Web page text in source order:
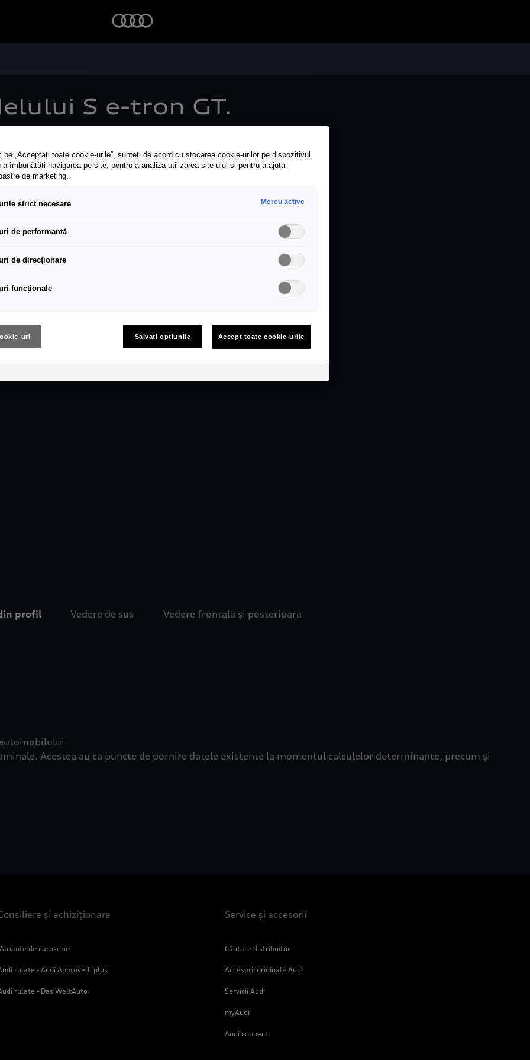
S e-tron GT.
profil Vedere de sus Vedere frontală și posterioară
Acestea au ca puncte de pornire datele existente la momentul calculelor determinante, precum și
și achiziționare
de caroserie
rulate - Audi Approved :plus
rulate - Das WeltAuto
Service și accesorii
Căutare distribuitor
Accesorii originale Audi
Servicii Audi
myAudi
Audi connect
pe „Acceptați toate cookie-urile”, sunteți de acord cu stocarea cookie-urilor pe dispozitivul
a îmbunătăți navigarea pe site, pentru a analiza utilizarea site-ului și pentru a ajuta
de marketing.
strict necesare Mereu active
de performanță
de direcționare
funcționale
uri Salvați opțiunile Accept toate cookie-urile